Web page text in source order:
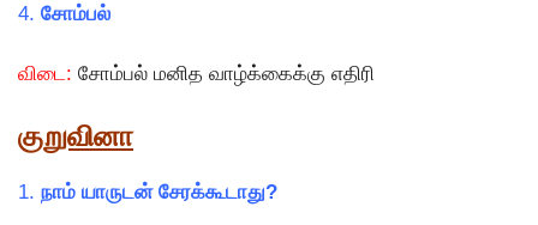
4. சோம்பல்
விடை: சோம்பல் மனித வாழ்க்கைக்கு எதிரி
குறுவினா
1. நாம் யாருடன் சேரக்கூடாது?